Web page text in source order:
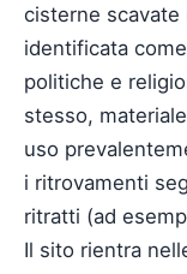
cisterne scavate
identificata
politiche e
stesso,
uso
i ritrovamenti
ritratti (ad
Il sito rientra